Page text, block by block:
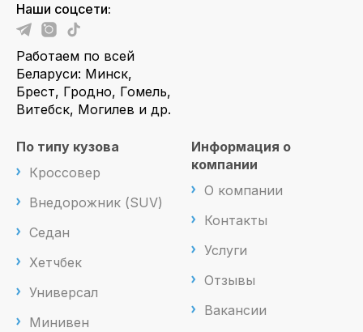
Наши соцсети:
Работаем по всей
Беларуси: Минск,
Брест, Гродно, Гомель,
Витебск, Могилев и др.
По типу кузова
Кроссовер
Внедорожник (SUV)
Седан
Хетчбек
Универсал
Минивен
Информация о
компании
О компании
Контакты
Услуги
Отзывы
Вакансии